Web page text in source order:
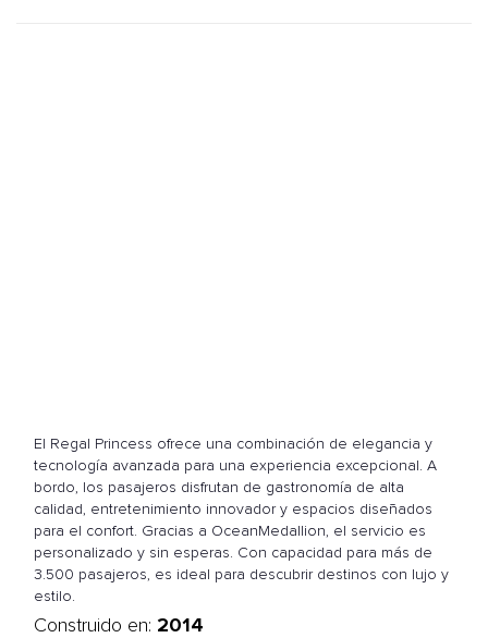
El Regal Princess ofrece una combinación de elegancia y
tecnología avanzada para una experiencia excepcional. A
bordo, los pasajeros disfrutan de gastronomía de alta
calidad, entretenimiento innovador y espacios diseñados
para el confort. Gracias a OceanMedallion, el servicio es
personalizado y sin esperas. Con capacidad para más de
3.500 pasajeros, es ideal para descubrir destinos con lujo y
estilo.
Construido en: 2014